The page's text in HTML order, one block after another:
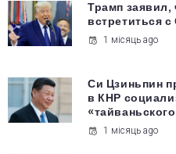
Трамп заявил,
встретиться
1 місяць ago
Си Цзиньпин
в КНР
1 місяць ago